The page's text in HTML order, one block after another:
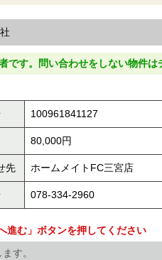
です。問い合わせをしない物件は
100961841127
80,000円
先 ホームメイトFC三宮店
078-334-2960
進む」ボタンを押してください
す。